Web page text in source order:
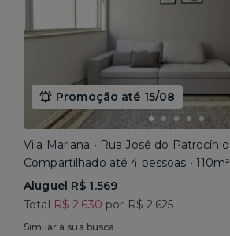
Promoção até 15/08
Vila Mariana • Rua José do Patrocínio
Compartilhado até 4 pessoas • 110m²
Aluguel R$ 1.569
Total R$ 2.630por R$ 2.625
Similar a sua busca